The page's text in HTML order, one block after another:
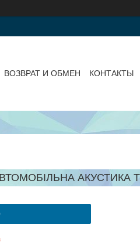
ВОЗВРАТ И ОБМЕН КОНТАКТЫ
АКУСТИКА